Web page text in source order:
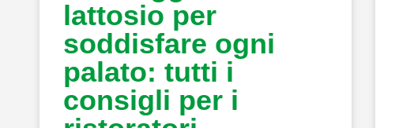
lattosio per
soddisfare ogni
palato: tutti i
consigli per i